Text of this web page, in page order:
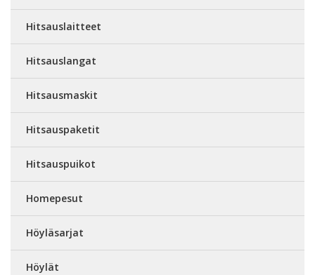
Hitsauslaitteet
Hitsauslangat
Hitsausmaskit
Hitsauspaketit
Hitsauspuikot
Homepesut
Höyläsarjat
Höylät